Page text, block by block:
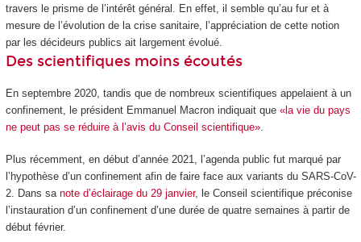
travers le prisme de l’intérêt général. En effet, il semble qu’au fur et à
mesure de l’évolution de la crise sanitaire, l’appréciation de cette notion
par les décideurs publics ait largement évolué.
Des scientifiques moins écoutés
En septembre 2020, tandis que de nombreux scientifiques appelaient à un
confinement, le président Emmanuel Macron indiquait que «la vie du pays
ne peut pas se réduire à l’avis du Conseil scientifique».
Plus récemment, en début d’année 2021, l’agenda public fut marqué par
l’hypothèse d’un confinement afin de faire face aux variants du SARS-CoV-
2. Dans sa note d’éclairage du 29 janvier, le Conseil scientifique préconise
l’instauration d’un confinement d’une durée de quatre semaines à partir de
début février.